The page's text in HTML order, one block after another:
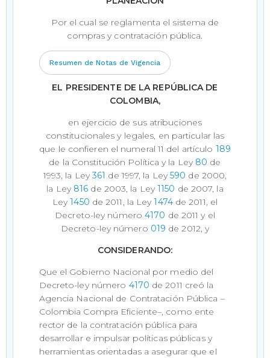
Por el cual se reglamenta el sistema de
compras y contratación pública.
Resumen de Notas de Vigencia
EL PRESIDENTE DE LA REPÚBLICA DE
COLOMBIA,
en ejercicio de sus atribuciones
constitucionales y legales, en particular las
que le confieren el numeral 11 del artículo 189
de la Constitución Política y la Ley 80 de
1993, la Ley361 de 1997, la Ley590 de 2000,
la Ley 816 de 2003, la Ley1150 de 2007, la
Ley1450 de 2011, la Ley1474de 2011, el
Decreto-ley número4170 de 2011 y el
Decreto-ley número 019 de 2012, y
CONSIDERANDO:
Que el Gobierno Nacional por medio del
Decreto-ley número 4170 de 2011 creó la
Agencia Nacional de Contratación Pública –
Colombia Compra Eficiente–, como ente
rector de la contratación pública para
desarrollar e impulsar políticas públicas y
herramientas orientadas a asegurar que el